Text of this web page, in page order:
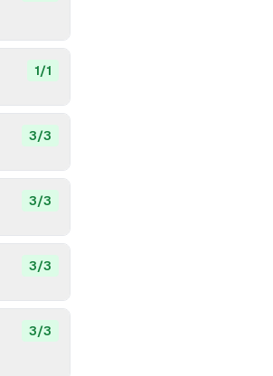
1/1
3/3
3/3
3/3
3/3